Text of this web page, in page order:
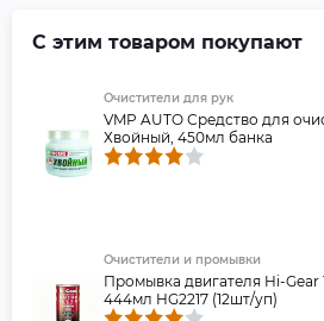
С этим товаром покупают
Очистители для рук
VMP AUTO Средство для
Хвойный, 450мл банка
Очистители и промывки
Промывка двигателя Hi-Gear
444мл HG2217 (12шт/уп)